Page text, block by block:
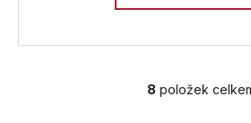
O
8 položek